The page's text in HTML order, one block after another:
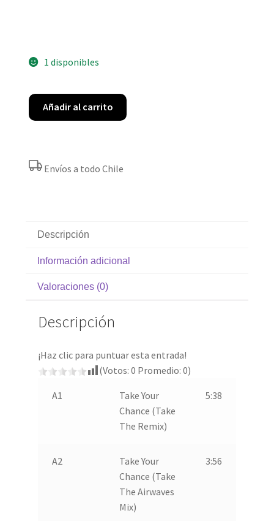
1 disponibles
Añadir al carrito
Envíos a todo Chile
Descripción
Información adicional
Valoraciones (0)
Descripción
¡Haz clic para puntuar esta entrada!
(Votos: 0 Promedio: 0)
A1
Take Your
Chance (Take
The Remix)
5:38
A2
Take Your
Chance (Take
The Airwaves
Mix)
3:56